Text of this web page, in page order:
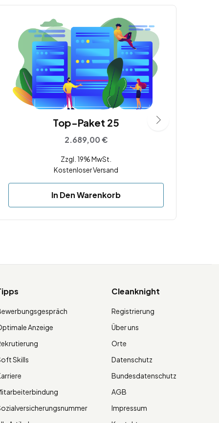
Top-Paket 25
2.689,00€
Zzgl. 19% MwSt.
Kostenloser Versand
In Den Warenkorb
Anzeige
Skills
Cleanknight
Registrierung
Über uns
Orte
Datenschutz
Bundesdatenschutz
AGB
Impressum